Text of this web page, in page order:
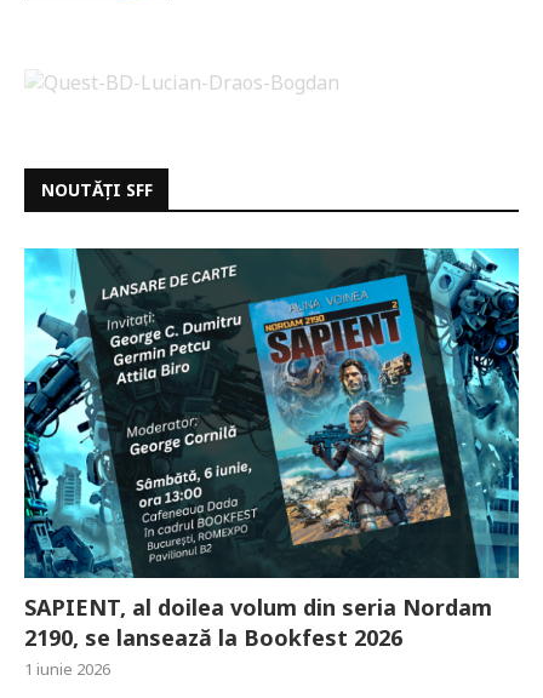
NOUTĂȚI SFF
SAPIENT, al doilea volum din seria Nordam
2190, se lansează la Bookfest 2026
1 iunie 2026